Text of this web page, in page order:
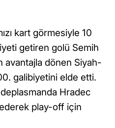
kart görmesiyle 10
getiren golü Semih
avantajla dönen Siyah-
galibiyetini elde etti.
deplasmanda Hradec
play-off için